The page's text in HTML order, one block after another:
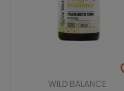
WILD BALANCE